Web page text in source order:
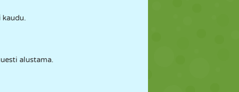
kaudu.
alustama.